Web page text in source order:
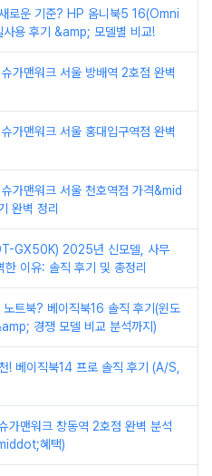
로운 기준? HP 옴니북5 16(Omni
용 후기 &amp; 모델별 비교!
가맨워크 서울 방배역 2호점 완벽
가맨워크 서울 홍대입구역점 완벽
가맨워크 서울 천호역점 가격&mid
완벽 정리
GX50K) 2025년 신모델, 사무
한 이유: 솔직 후기 및 총정리
트북? 베이직북16 솔직 후기(윈도
경쟁 모델 비교 분석까지)
! 베이직북14 프로 솔직 후기 (A/S,
가맨워크 창동역 2호점 완벽 분석
혜택)